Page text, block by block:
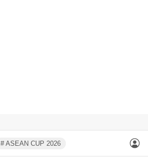
# ASEAN CUP 2026